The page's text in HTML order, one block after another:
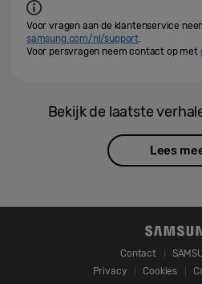
Voor vragen aan de klantenservice
samsung.com/nl/support.
Voor persvragen neem contact op met
Bekijk de laatste
Lees
Contact
Privacy
Cookies